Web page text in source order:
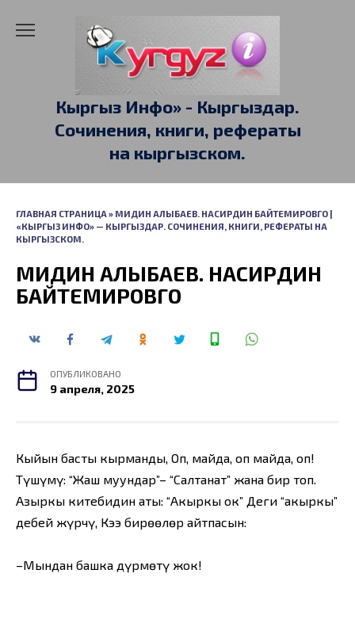
Кыргыз Инфо» - Кыргыздар.
Сочинения, книги, рефераты
на кыргызском.
ГЛАВНАЯ СТРАНИЦА» МИДИН АЛЫБАЕВ. НАСИРДИН БАЙТЕМИРОВГО |
«КЫРГЫЗ ИНФО» — КЫРГЫЗДАР. СОЧИНЕНИЯ, КНИГИ, РЕФЕРАТЫ НА
КЫРГЫЗСКОМ.
МИДИН АЛЫБАЕВ. НАСИРДИН
БАЙТЕМИРОВГО
ОПУБЛИКОВАНО
9 апреля, 2025
Кыйын бастың кырманды, Оп, майда, оп майда, оп!
Түшүмүң: “Жаш муундар”– “Салтанат” жана бир топ.
Азыркы китебиңдин аты: “Акыркы ок” Деги “акыркы”
дебей жүрчү, Кээ бирөөлөр айтпасын:
–Мындан башка дүрмөтү жок!